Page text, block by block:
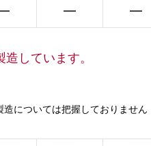
━ ━
しています。
については把握しておりません